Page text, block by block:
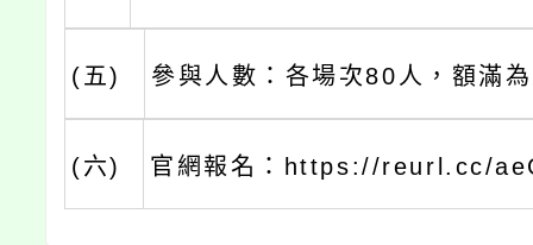
(五) 參與人數：各場次80人，額滿
(六) 官網報名：https://reurl.cc/